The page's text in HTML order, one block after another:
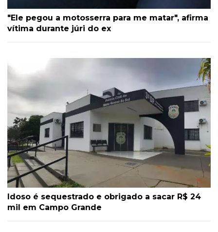
"Ele pegou a motosserra para me matar", afirma
vítima durante júri do ex
Idoso é sequestrado e obrigado a sacar R$ 24
mil em Campo Grande